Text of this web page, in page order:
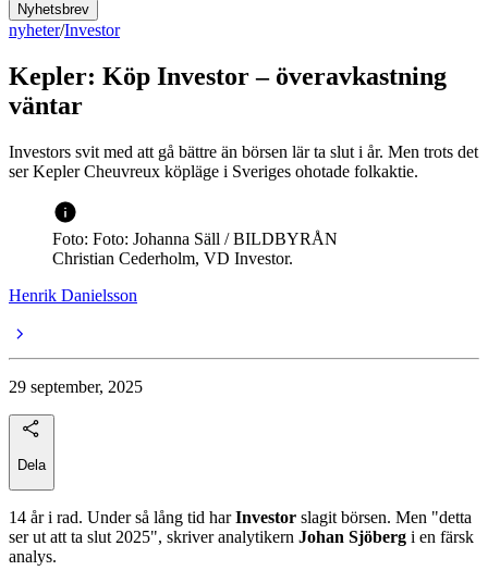
Nyhetsbrev
nyheter/Investor
Kepler: Köp Investor – överavkastning
väntar
Investors svit med att gå bättre än börsen lär ta slut i år. Men trots det
ser Kepler Cheuvreux köpläge i Sveriges ohotade folkaktie.
Foto: Foto: Johanna Säll / BILDBYRÅN
Christian Cederholm, VD Investor.
Henrik Danielsson
29 september, 2025
Dela
14 år i rad. Under så lång tid harInvestor slagit börsen. Men "detta
ser ut att ta slut 2025", skriver analytikern Johan Sjöberg i en färsk
analys.